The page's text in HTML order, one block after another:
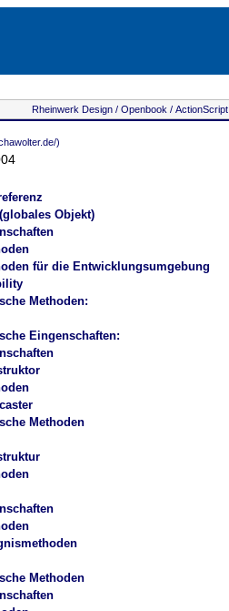
Rheinwerk Design / Openbook / ActionScript
)
Objekt)
für die Entwicklungsumgebung
Methoden:
Eingenschaften:
Methoden
Methoden